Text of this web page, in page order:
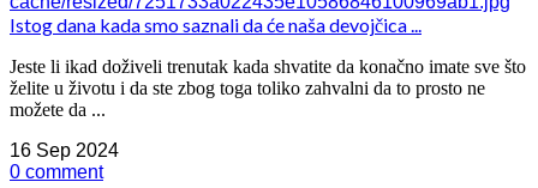
Istog dana kada smo saznali da će naša devojčica ...
Jeste li ikad doživeli trenutak kada shvatite da konačno imate sve što
želite u životu i da ste zbog toga toliko zahvalni da to prosto ne
možete da ...
16 Sep 2024
0 comment